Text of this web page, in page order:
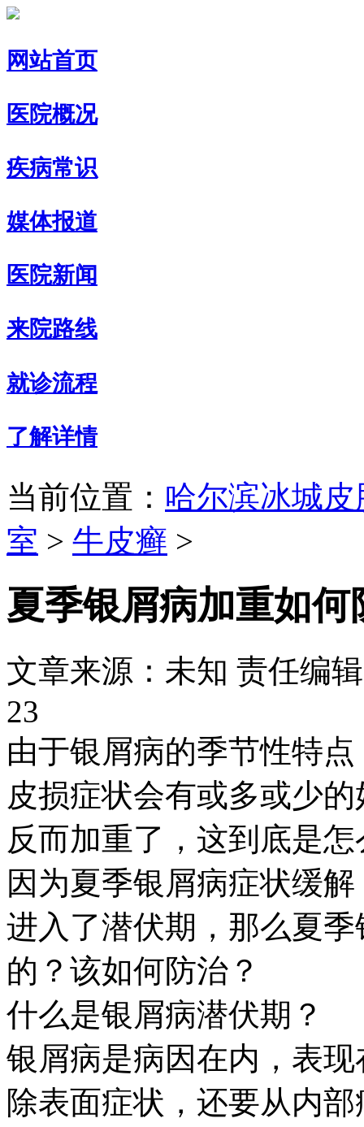
网站首页
医院概况
疾病常识
媒体报道
医院新闻
来院路线
就诊流程
了解详情
当前位置： 哈尔滨冰城
室 > 牛皮癣 >
夏季银屑病加重如何
文章来源：未知 责任编
23
由于银屑病的季节性特
皮损症状会有或多或少
反而加重了，这到底是怎
因为夏季银屑病症状缓
进入了潜伏期，那么夏
的？该如何防治？
什么是银屑病潜伏期？
银屑病是病因在内，表
除表面症状，还要从内